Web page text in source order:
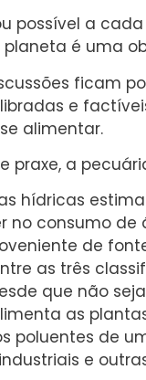
possível a
planeta é uma
ficam
e
alimentar.
praxe, a
hídricas
no consumo de
de
as três
que não
as
poluentes de
e